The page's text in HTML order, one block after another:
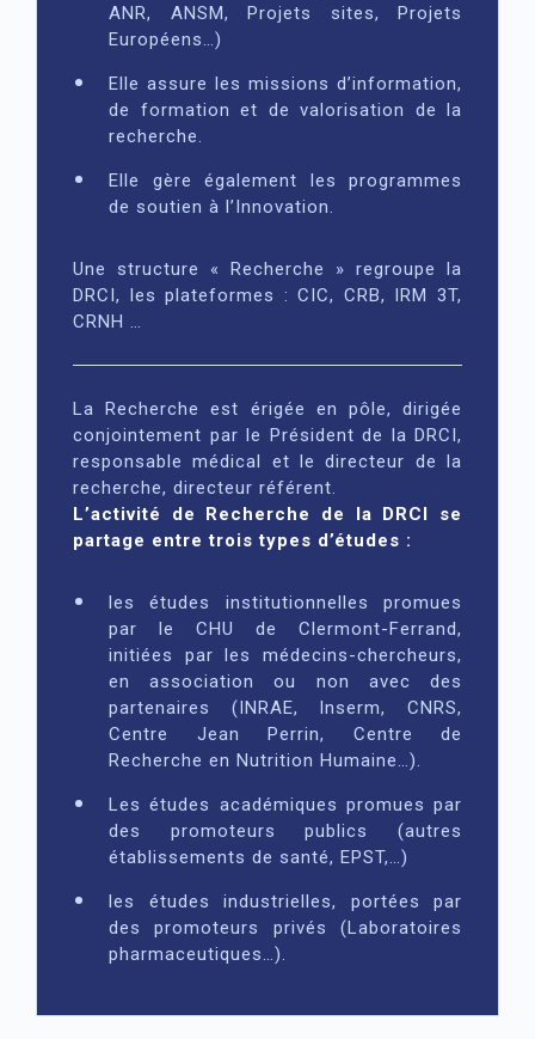
ANR, ANSM, Projets sites, Projets
Européens…)
Elle assure les missions d’information,
de formation et de valorisation de la
recherche.
Elle gère également les programmes
de soutien à l’Innovation.
Une structure « Recherche » regroupe la
DRCI, les plateformes : CIC, CRB, IRM 3T,
CRNH …
La Recherche est érigée en pôle, dirigée
conjointement par le Président de la DRCI,
responsable médical et le directeur de la
recherche, directeur référent.
L’activité de Recherche de la DRCI se
partage entre trois types d’études :
les études institutionnelles promues
par le CHU de Clermont-Ferrand,
initiées par les médecins-chercheurs,
en association ou non avec des
partenaires (INRAE, Inserm, CNRS,
Centre Jean Perrin, Centre de
Recherche en Nutrition Humaine…).
Les études académiques promues par
des promoteurs publics (autres
établissements de santé, EPST,…)
les études industrielles, portées par
des promoteurs privés (Laboratoires
pharmaceutiques…).